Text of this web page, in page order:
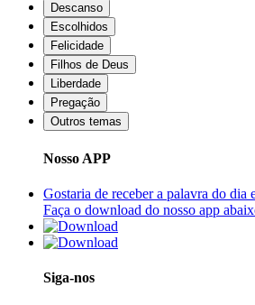
Descanso
Escolhidos
Felicidade
Filhos de Deus
Liberdade
Pregação
Outros temas
Nosso APP
Gostaria de receber a palavra do dia
Faça o download do nosso app
Siga-nos